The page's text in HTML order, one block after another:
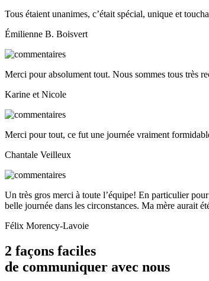
Tous étaient unanimes, c’était spécial, unique et
Émilienne B. Boisvert
Merci pour absolument tout. Nous sommes tous très
Karine et Nicole
Merci pour tout, ce fut une journée vraiment
Chantale Veilleux
Un très gros merci à toute l’équipe! En particulier
belle journée dans les circonstances. Ma mère aurait
Félix Morency-Lavoie
2 façons faciles
de communiquer avec nous